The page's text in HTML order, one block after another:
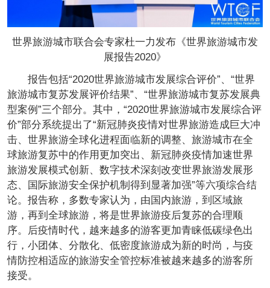
世界旅游城市联合会专家杜一力发布《世界旅游城市发
展报告2020》
报告包括“2020世界旅游城市发展综合评价”、“世界
旅游城市复苏发展评价结果”、“世界旅游城市复苏发展典
型案例”三个部分。其中，“2020世界旅游城市发展综合评
价”部分系统提出了“新冠肺炎疫情对世界旅游造成巨大冲
击、世界旅游全球化进程面临新的调整、旅游城市在全
球旅游复苏中的作用更加突出、新冠肺炎疫情加速世界
旅游发展模式创新、数字技术深刻改变世界旅游发展形
态、国际旅游安全保护机制得到显著加强”等六项综合结
论。报告称，多数专家认为，由国内旅游，到区域旅
游，再到全球旅游，将是世界旅游疫后复苏的合理顺
序。后疫情时代，越来越多的游客更加青睐低碳绿色出
行，小团体、分散化、低密度旅游成为新的时尚，与疫
情防控相适应的旅游安全管控标准被越来越多的游客所
接受。